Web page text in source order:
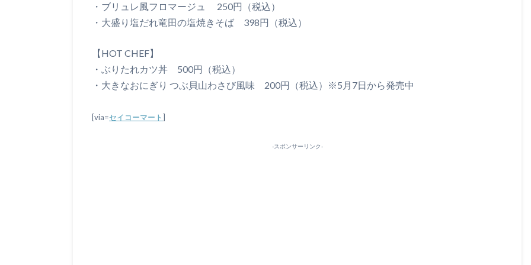
・ブリュレ風フロマージュ 250円（税込）
・大盛り塩だれ竜田の塩焼きそば 398円（税込）
【HOT CHEF】
・ぶりたれカツ丼 500円（税込）
・大きなおにぎり つぶ貝山わさび風味 200円（税込）※5月7日から発売中
[via=セイコーマート]
-スポンサーリンク-